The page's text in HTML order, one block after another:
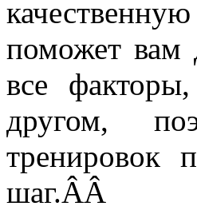
поможет вам
все
другом,
тренировок
шаг.ÂÂ